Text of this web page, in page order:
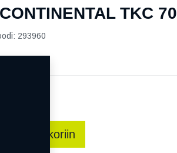
TKC 70
293960
ostoskoriin